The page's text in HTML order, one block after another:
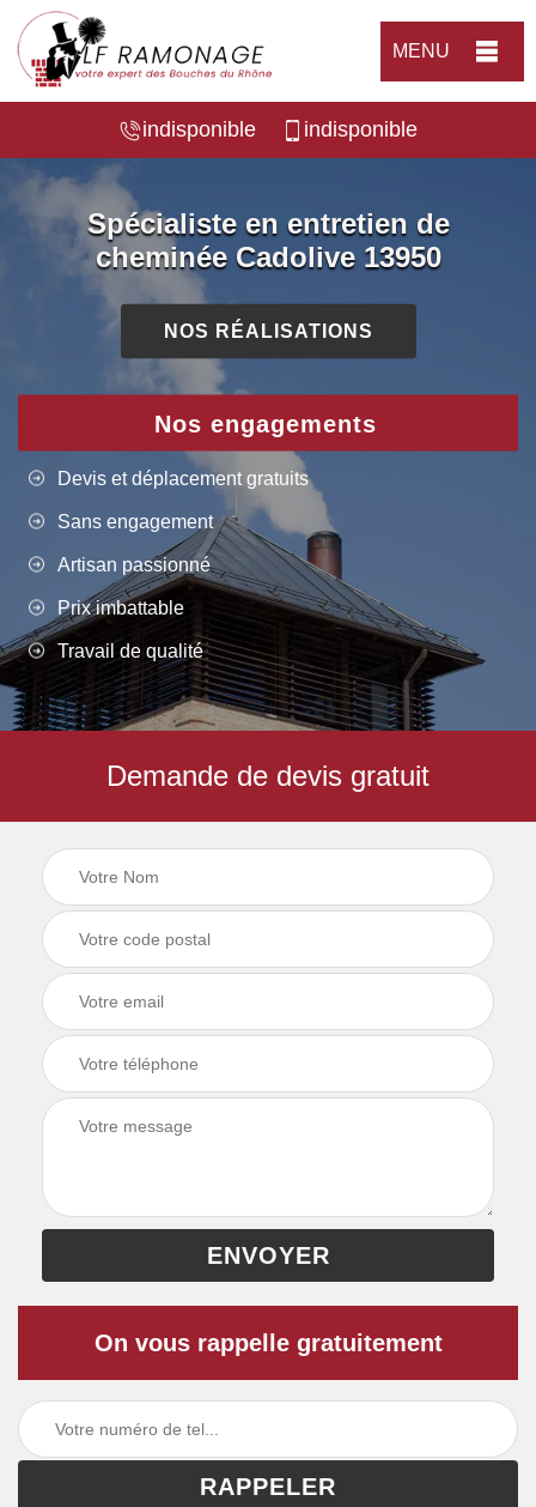
MENU
indisponible indisponible
Spécialiste en entretien de
cheminée Cadolive 13950
NOS RÉALISATIONS
Nos engagements
Devis et déplacement gratuits
Sans engagement
Artisan passionné
Prix imbattable
Travail de qualité
Demande de devis gratuit
On vous rappelle gratuitement